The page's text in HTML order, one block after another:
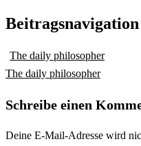
Beitragsnavigation
The daily philosopher
The daily philosopher
Schreibe einen
Deine E-Mail-Adresse wird